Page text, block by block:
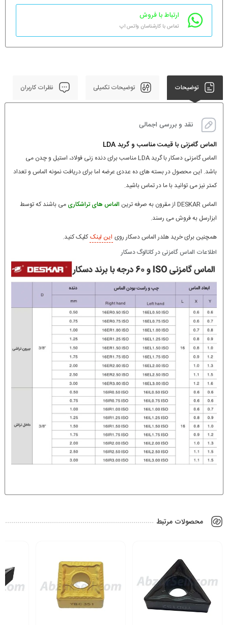
ارتباط با فروش
تماس با کارشناسان واتس اپ
توضیحات توضیحات تکمیلی نظرات کاربران
نقد و بررسی اجمالی
الماس گامزنی با قیمت مناسب و گرید LDA
الماس گامزنی دسکار با گرید LDA مناسب برای دنده زنی فولاد، استیل و چدن می
باشد. این محصول در بسته های ده عددی عرضه اما برای دریافت نمونه الماس و تعداد
کمتر نیز می توانید با ما در تماس باشید.
الماس DESKAR از مقرون به صرفه ترین
الماس های تراشکاری می باشند که توسط
ابزارسل به فروش می رسند.
همچنین برای خرید هلدر الماس دسکار روی این لینککلیک کنید.
اطلاعات الماس گامزنی در کاتالوگ دسکار
محصولات مرتبط